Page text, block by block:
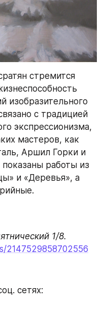
стремится
изобразительного
с традицией
экспрессионизма,
мастеров, как
Аршил Горки и
работы из
и «Деревья», а
2147529858702556
сетях: